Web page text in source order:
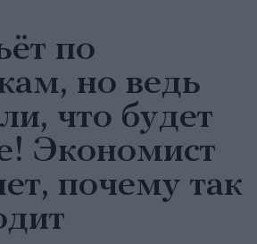
по
но ведь
что будет
Экономист
почему так